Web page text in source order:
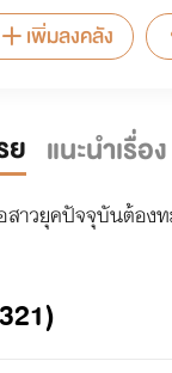
เพิ่มลงคลัง
ย แนะนำเรื่อง
สาวยุคปัจจุบันต้อง